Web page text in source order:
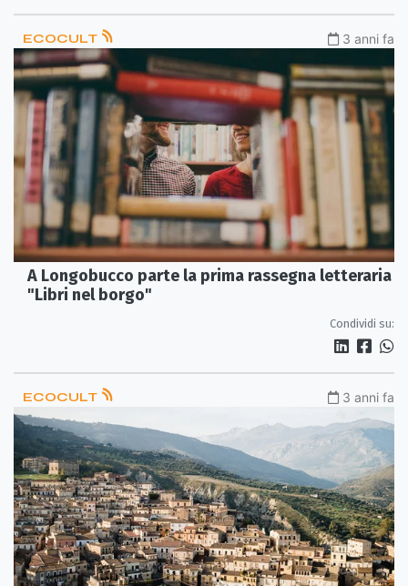
ECOCULT 3 anni fa
A Longobucco parte la prima rassegna letteraria
"Libri nel borgo"
Condividi su:
ECOCULT 3 anni fa